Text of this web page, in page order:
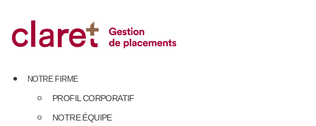
content
NOTRE FIRME
PROFIL CORPORATIF
NOTRE ÉQUIPE